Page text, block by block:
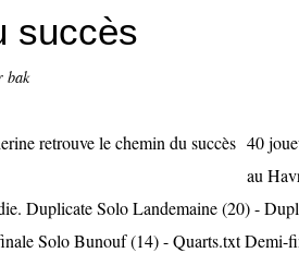
succès
bak
40
au
Duplicate Solo Landemaine (20) -
Solo Bunouf (14) - Quarts.txt Demi-